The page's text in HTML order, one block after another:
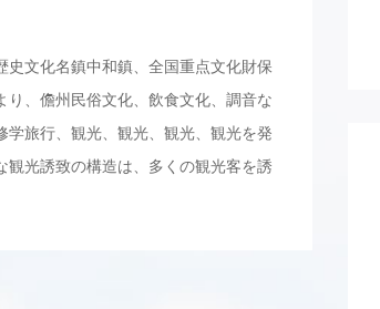
文化名鎮中和鎮、全国重点文化財保
、儋州民俗文化、飲食文化、調音な
学旅行、観光、観光、観光、観光を発
光誘致の構造は、多くの観光客を誘